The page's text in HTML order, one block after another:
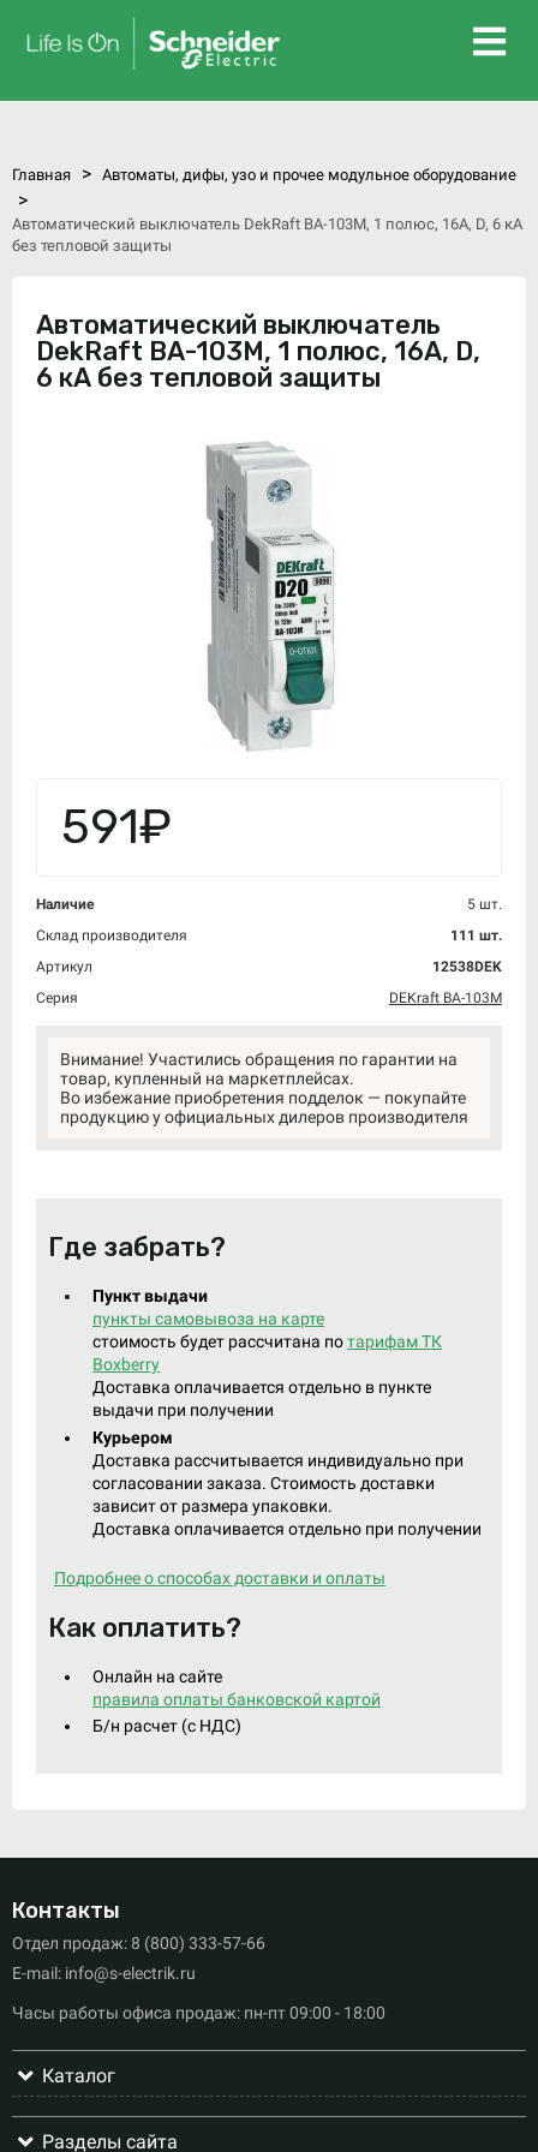
Главная > Автоматы, дифы, узо и прочее модульное оборудование
>
Автоматический выключатель DekRaft ВА-103М, 1 полюс, 16А, D, 6 кА
без тепловой защиты
Автоматический выключатель
DekRaft ВА-103М, 1 полюс, 16А, D,
6 кА без тепловой защиты
591₽
Наличие
5 шт.
Склад производителя
111 шт.
Артикул
12538DEK
Серия
DEKraft ВА-103M
Внимание! Участились обращения по гарантии на
товар, купленный на маркетплейсах.
Во избежание приобретения подделок — покупайте
продукцию у официальных дилеров производителя
Где забрать?
Пункт выдачи
пункты самовывоза на карте
стоимость будет рассчитана потарифам ТК
Boxberry
Доставка оплачивается отдельно в пункте
выдачи при получении
Курьером
Доставка рассчитывается индивидуально при
согласовании заказа. Стоимость доставки
зависит от размера упаковки.
Доставка оплачивается отдельно при получении
Подробнее о способах доставки и оплаты
Как оплатить?
Онлайн на сайте
правила оплаты банковской картой
Б/н расчет (c НДС)
Контакты
Отдел продаж: 8 (800) 333-57-66
E-mail: info@s-electrik.ru
Часы работы офиса продаж: пн-пт 09:00 - 18:00
Каталог
Разделы сайта